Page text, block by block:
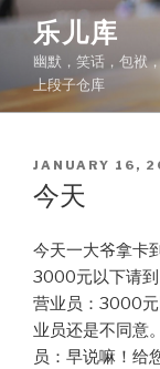
Skip
content
乐儿库
幽默，笑话，包袱
上段子仓库
POSTED
ON
JANUARY 16,
今天
今天一大爷拿卡
3000元以下请到
营业员：3000元
业员还是不同意
员：早说嘛！给